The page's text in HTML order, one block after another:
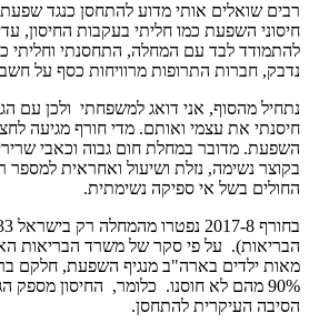
רבים שואלים אותי מדוע להתחסן כנגד
חיסוני השפעת כמו חליתי בעקבות החיסון,
להתמודד לבד עם המחלה, התחסנתי וחליתי
נדבק, חברות התרופות מרוויחות כסף על
נתחיל מהסוף, אני דואג למשפחתי ולכן עם
חיסנתי את עצמי ואותם. מדי חורף מגיעה
השפעת. מדובר במחלת חום גבוה וכאבי
בקוצר נשימה, נזלת ושיעול ואחראית למספר
החולים בשל אי ספיקה נשימתית.
הבריאות). על פי סקר של משרד הבריאות
מאות ילדים בארה"ב מנגיף השפעת, חלקם
90% מהם לא חוסנו. כלומר, החיסון
הסיבה העיקרית להתחסן.